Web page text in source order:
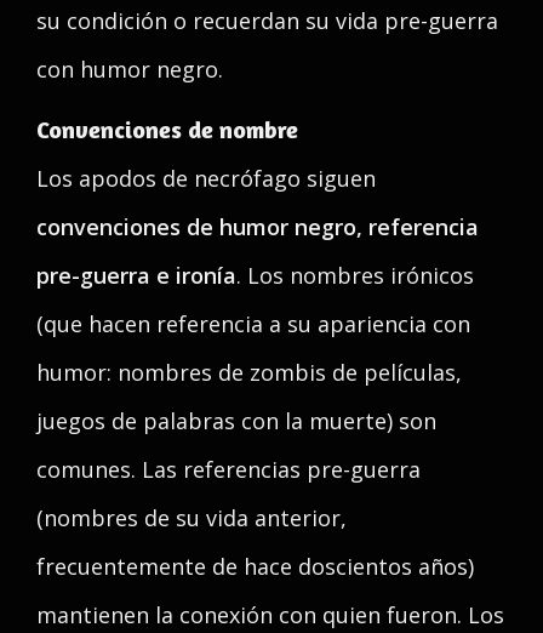
su condición o recuerdan su vida pre-guerra
con humor negro.
Convenciones de nombre
Los apodos de necrófago siguen
convenciones de humor negro, referencia
pre-guerra e ironía. Los nombres irónicos
(que hacen referencia a su apariencia con
humor: nombres de zombis de películas,
juegos de palabras con la muerte) son
comunes. Las referencias pre-guerra
(nombres de su vida anterior,
frecuentemente de hace doscientos años)
mantienen la conexión con quien fueron. Los